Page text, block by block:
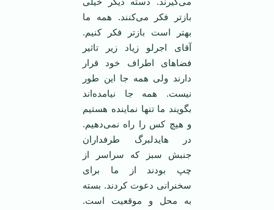
بازتر فکر می‌کنند. همه ما
بهتر است بازتر فکر کنیم.
آقای اجرلو زیاد زیر تاثیر
فضاهای اطراف خود قرار
دارند ولی همه جا این طور
نیست. همه جا نیامده‌اند
بگویند ما تنها نماینده هستیم
و هیچ کس را راه نمی‌دهیم.
در ‌هایدلبرگ طرفداران
جنبش سبز که سراسر از
چپ بودند از ما برای
سخنرانی دعوت کردند. بسته
به محل و موقعیت است.